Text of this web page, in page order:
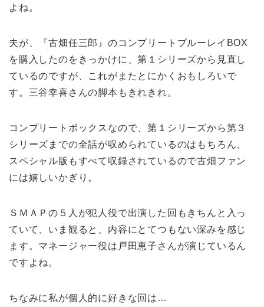
よね。
夫が、『古畑任三郎』のコンプリートブルーレイBOX
を購入したのをきっかけに、第１シリーズから見直し
ているのですが、これがまたとにかくおもしろいで
す。三谷幸喜さんの脚本もきれきれ。
コンプリートボックスなので、第１シリーズから第３
シリーズまでの全話が収められているのはもちろん、
スペシャル版もすべて収録されているので古畑ファン
には嬉しいかぎり。
ＳＭＡＰの５人が犯人役で出演した回もきちんと入っ
ていて、いま観ると、内容にとてつもない深みを感じ
ます。マネージャー役は戸田恵子さんが演じているん
ですよね。
ちなみに私が個人的に好きな回は…